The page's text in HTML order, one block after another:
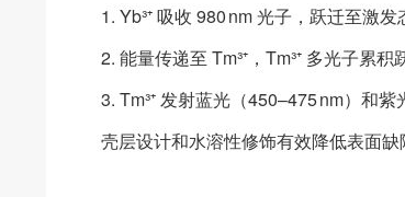
1. Yb³⁺ 吸收 980 nm 光子，跃迁至激发
2. 能量传递至 Tm³⁺，Tm³⁺ 多光子累积
3. Tm³⁺ 发射蓝光（450–475 nm）和
壳层设计和水溶性修饰有效降低表面